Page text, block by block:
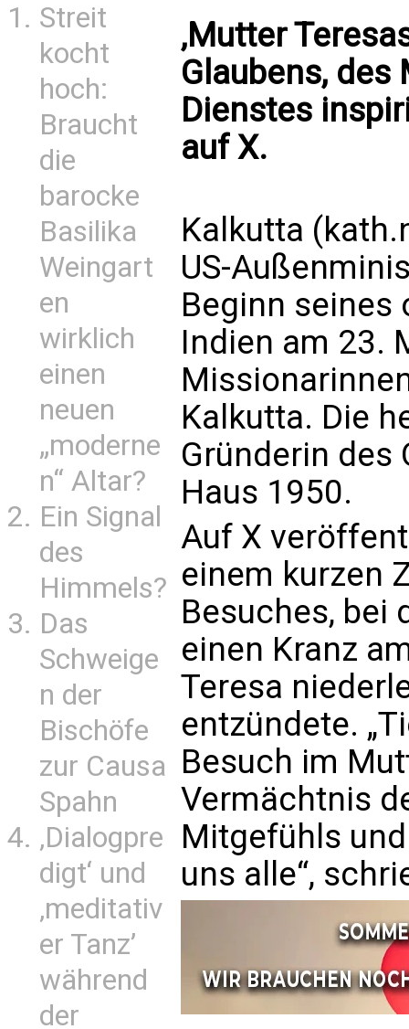
Streit
kocht
hoch:
Braucht
die
barocke
Basilika
Weingart
en
wirklich
einen
neuen
„moderne
n“ Altar?
Ein Signal
des
Himmels?
Das
Schweige
n der
Bischöfe
zur Causa
Spahn
‚Dialogpre
digt‘ und
‚meditativ
er Tanz’
während
der
‚Mutter
Glaubens,
Dienstes
auf X.
Kalkutta
US-
Beginn seines
Indien am 23.
Kalkutta. Die
Gründerin des
Haus 1950.
Auf X
einem kurzen
Besuches, bei
einen Kranz
Teresa
entzündete.
Besuch im
Vermächtnis
Mitgefühls
uns alle“,